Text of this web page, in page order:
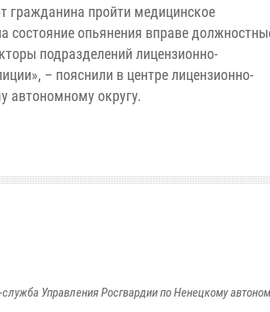
гражданина пройти медицинское
состояние опьянения вправе
подразделений лицензионно-
– пояснили в центре лицензионно-
автономному округу.
Управления Росгвардии по Ненецкому